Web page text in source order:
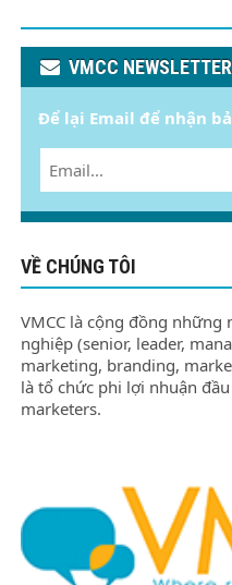
VMCC NEWSLETTER
Để lại Email để nhận
VỀ CHÚNG TÔI
VMCC là cộng đồng
nghiệp (senior, leader,
marketing, branding,
là tổ chức phi lợi nhuận
marketers.